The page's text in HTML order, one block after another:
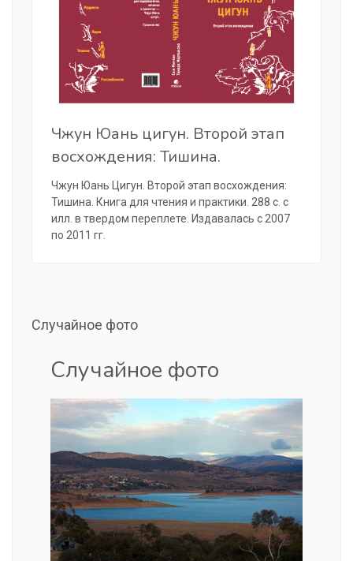
Чжун Юань цигун. Второй этап
восхождения: Тишина.
Чжун Юань Цигун. Второй этап восхождения:
Тишина. Книга для чтения и практики. 288 с. с
илл. в твердом переплете. Издавалась с 2007
по 2011 гг.
Случайное фото
Случайное фото